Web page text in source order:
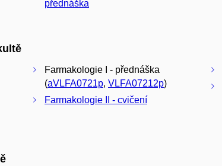
přednáška
Farmakologie I - přednáška
(aVLFA0721p, VLFA07212p)
Farmakologie II - cvičení